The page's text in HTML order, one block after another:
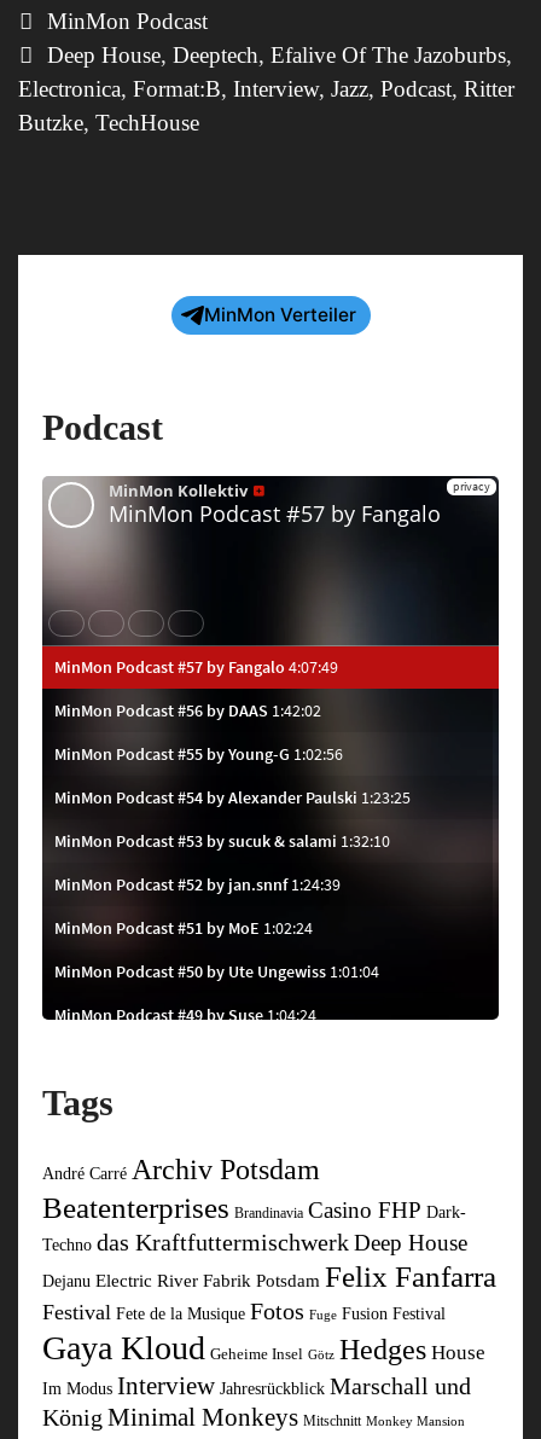
by
Efalive
Of
The
Categories
MinMon Podcast
Tags
Deep House,Deeptech,Efalive Of The Jazoburbs,
Electronica, Format:B, Interview, Jazz, Podcast, Ritter
Butzke, TechHouse
MinMon Verteiler
Podcast
Tags
André Carré Archiv Potsdam
Beatenterprises Brandinavia Casino FHP Dark-
Techno das KraftfuttermischwerkDeep House
Dejanu Electric River Fabrik Potsdam Felix Fanfarra
Festival Fete de la Musique Fotos Fuge Fusion Festival
Gaya Kloud Geheime Insel Götz Hedges House
Im Modus Interview Jahresrückblick Marschall und
König Minimal Monkeys Mitschnitt Monkey Mansion